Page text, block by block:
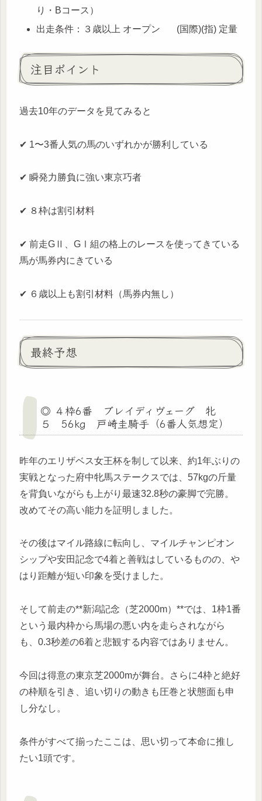
り・Bコース）
出走条件：３歳以上 オープン (国際)(指) 定量
注目ポイント
過去10年のデータを見てみると
✔ 1〜3番人気の馬のいずれかが勝利している
✔ 瞬発力勝負に強い東京巧者
✔ ８枠は割引材料
✔ 前走GⅡ、GⅠ組の格上のレースを使ってきている
馬が馬券内にきている
✔ ６歳以上も割引材料（馬券内無し）
最終予想
◎ ４枠6番 ブレイディヴェーグ 牝
５ 56kg 戸崎圭騎手（6番人気想定）
昨年のエリザベス女王杯を制して以来、約1年ぶりの
実戦となった府中牝馬ステークスでは、57kgの斤量
を背負いながらも上がり最速32.8秒の豪脚で完勝。
改めてその高い能力を証明しました。
その後はマイル路線に転向し、マイルチャンピオン
シップや安田記念で4着と善戦はしているものの、や
はり距離が短い印象を受けました。
そして前走の**新潟記念（芝2000m）**では、1枠1番
という最内枠から馬場の悪い内を走らされながら
も、0.3秒差の6着と悲観する内容ではありません。
今回は得意の東京芝2000mが舞台。さらに4枠と絶好
の枠順を引き、追い切りの動きも圧巻と状態面も申
し分なし。
条件がすべて揃ったここは、思い切って本命に推し
たい1頭です。